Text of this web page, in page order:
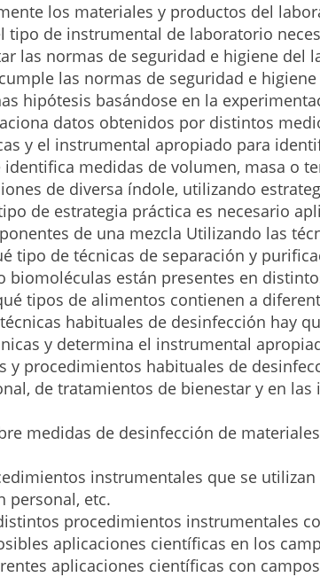
los materiales y productos del
tipo de instrumental de laboratorio
las normas de seguridad e higiene del
las normas de seguridad e
hipótesis basándose en la
datos obtenidos por distintos
y el instrumental apropiado para
identifica medidas de volumen, masa o
de diversa índole, utilizando
de estrategia práctica es necesario
de una mezcla Utilizando las
tipo de técnicas de separación y
biomoléculas están presentes en
tipos de alimentos contienen a
habituales de desinfección hay
y determina el instrumental
y procedimientos habituales de
de tratamientos de bienestar y en
medidas de desinfección de
instrumentales que se
personal, etc.
procedimientos instrumentales
aplicaciones científicas en los
aplicaciones científicas con